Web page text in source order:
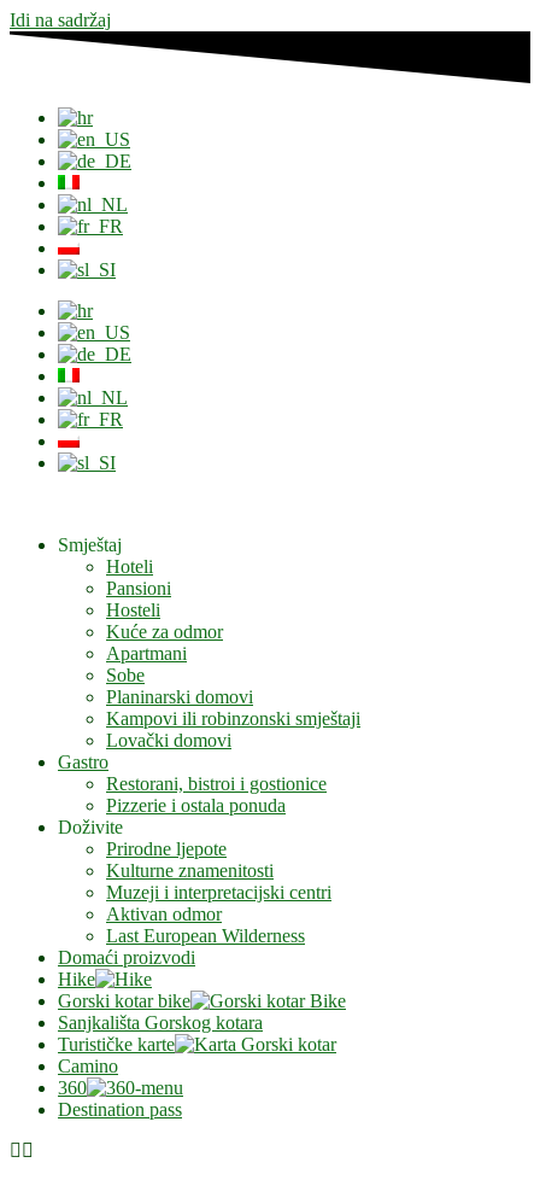
Idi na sadržaj
Smještaj
Hoteli
Pansioni
Hosteli
Kuće za odmor
Apartmani
Sobe
Planinarski domovi
Kampovi ili robinzonski smještaji
Lovački domovi
Gastro
Restorani, bistroi i gostionice
Pizzerie i ostala ponuda
Doživite
Prirodne ljepote
Kulturne znamenitosti
Muzeji i interpretacijski centri
Aktivan odmor
Last European Wilderness
Domaći proizvodi
Hike
Gorski kotar bike
Sanjkališta Gorskog kotara
Turističke karte
Camino
360
Destination pass